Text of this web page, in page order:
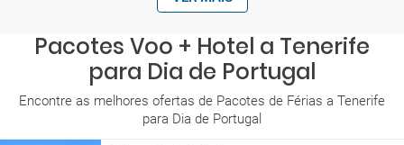
Pacotes Voo + Hotel a Tenerife
para Dia de Portugal
Encontre as melhores ofertas de Pacotes de Férias a Tenerife
para Dia de Portugal